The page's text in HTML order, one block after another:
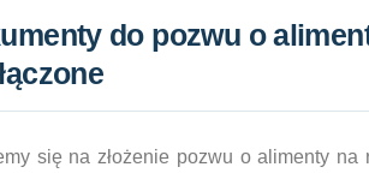
do pozwu o
się na złożenie pozwu o alimenty